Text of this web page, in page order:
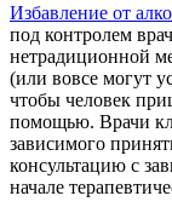
Избавление от
под контролем
нетрадиционной
(или вовсе могут
чтобы человек
помощью. Врачи
зависимого
консультацию с
начале